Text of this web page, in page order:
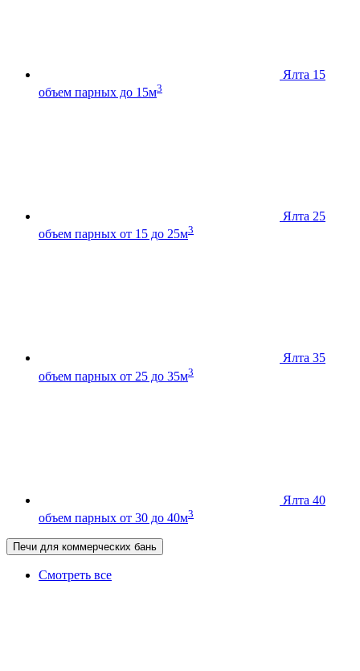
Ялта 15
объем парных до 15м3
Ялта 25
объем парных от 15 до 25м3
Ялта 35
объем парных от 25 до 35м3
Ялта 40
объем парных от 30 до 40м3
Печи для коммерческих бань
Смотреть все